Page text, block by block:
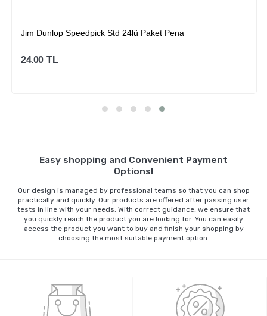
Jim Dunlop Speedpick Std 24lü Paket Pena
24.00 TL
Easy shopping and Convenient Payment
Options!
Our design is managed by professional teams so that you can shop
practically and quickly. Our products are offered after passing user
tests in line with your needs. With correct guidance, we ensure that
you quickly reach the product you are looking for. You can easily
access the product you want to buy and finish your shopping by
choosing the most suitable payment option.